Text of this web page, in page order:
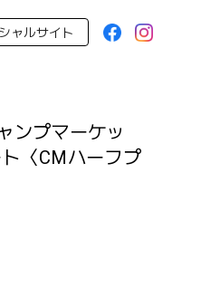
ャルサイト
ンプマーケッ
〈CMハーフプ